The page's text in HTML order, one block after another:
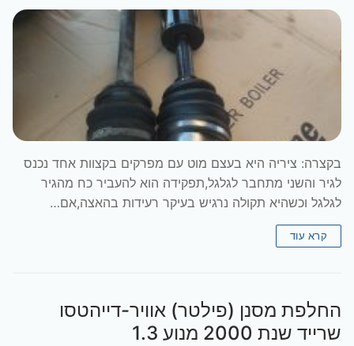
בקצרה: ציריה היא בעצם מוט עם מפרקים בקצוות אחד נכנס
לגיר והשני מתחבר לגלגל,תפקידה הוא להעביר כח מהגיר
לגלגל וכשהיא תקולה נרגיש בעיקר רעידות בהאצה,אם…
קרא עוד
החלפת מסנן (פילטר) אוויר-דייהטסו
שרייד שנת 2000 מנוע 1.3